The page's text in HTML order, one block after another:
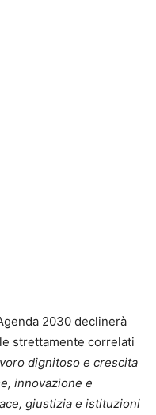
2030 declinerà
strettamente correlati
dignitoso e crescita
innovazione e
giustizia e istituzioni